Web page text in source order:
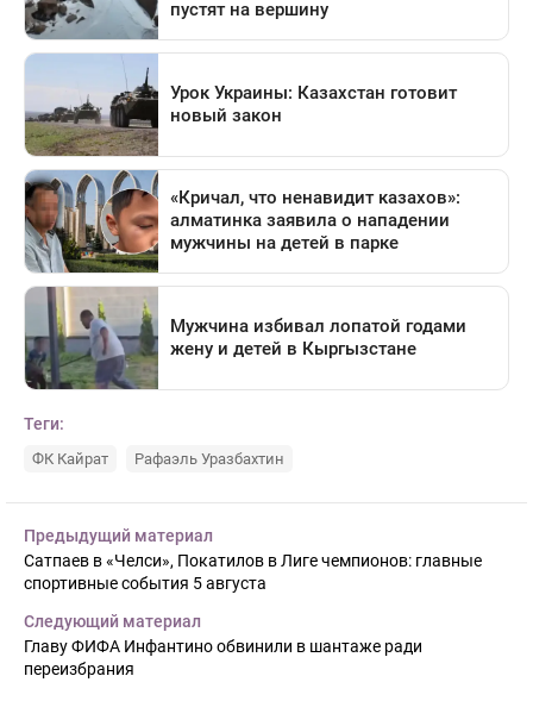
Теги:
ФК Кайрат Рафаэль Уразбахтин
Предыдущий материал
Сатпаев в «Челси», Покатилов в Лиге чемпионов: главные
спортивные события 5 августа
Следующий материал
Главу ФИФА Инфантино обвинили в шантаже ради
переизбрания